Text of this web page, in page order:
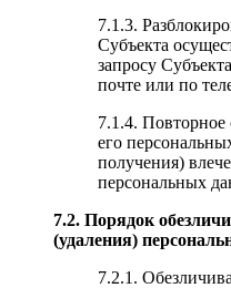
7.1.3.
Субъекта
запросу
почте или по
7.1.4. Повторное
его
получения)
персональных
7.2. Порядок
(удаления)
7.2.1.